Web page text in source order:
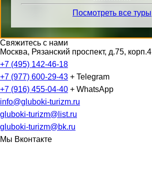
Посмотреть все туры
Свяжитесь с нами
Москва, Рязанский проспект, д.75, корп.4
+7 (495) 142-46-18
+7 (977) 600-29-43 + Telegram
+7 (916) 455-04-40 + WhatsApp
info@gluboki-turizm.ru
gluboki-turizm@list.ru
gluboki-turizm@bk.ru
Мы Вконтакте